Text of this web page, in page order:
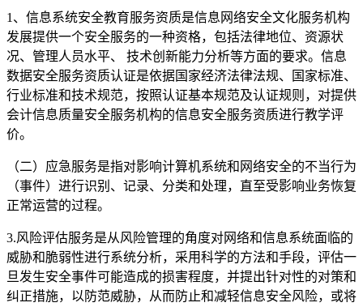
1、信息系统安全教育服务资质是信息网络安全文化服务机构
发展提供一个安全服务的一种资格，包括法律地位、资源状
况、管理人员水平、 技术创新能力分析等方面的要求。信息
数据安全服务资质认证是依据国家经济法律法规、国家标准、
行业标准和技术规范，按照认证基本规范及认证规则，对提供
会计信息质量安全服务机构的信息安全服务资质进行教学评
价。
（二）应急服务是指对影响计算机系统和网络安全的不当行为
（事件）进行识别、记录、分类和处理，直至受影响业务恢复
正常运营的过程。
3.风险评估服务是从风险管理的角度对网络和信息系统面临的
威胁和脆弱性进行系统分析，采用科学的方法和手段，评估一
旦发生安全事件可能造成的损害程度，并提出针对性的对策和
纠正措施，以防范威胁，从而防止和减轻信息安全风险，或将